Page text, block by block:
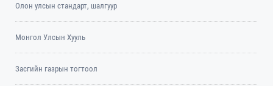
Олон улсын стандарт, шалгуур
Монгол Улсын Хууль
Засгийн газрын тогтоол